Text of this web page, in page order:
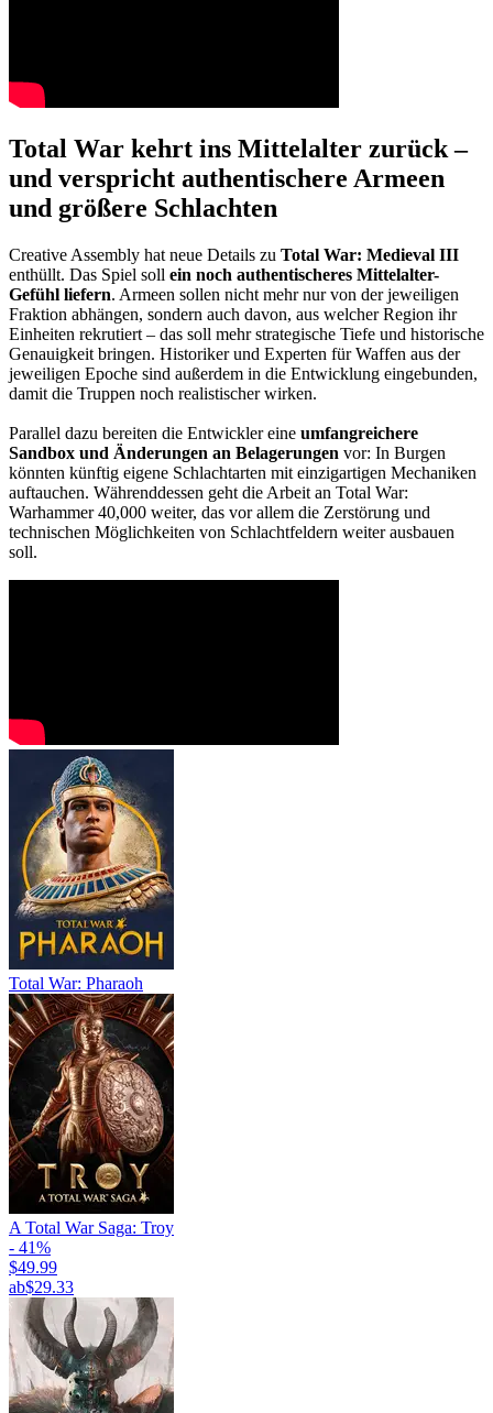
Total War kehrt ins Mittelalter zurück –
und verspricht authentischere Armeen
und größere Schlachten
Creative Assembly hat neue Details zu Total War: Medieval III
enthüllt. Das Spiel soll ein noch authentischeres Mittelalter-
Gefühl liefern. Armeen sollen nicht mehr nur von der jeweiligen
Fraktion abhängen, sondern auch davon, aus welcher Region ihr
Einheiten rekrutiert – das soll mehr strategische Tiefe und historische
Genauigkeit bringen. Historiker und Experten für Waffen aus der
jeweiligen Epoche sind außerdem in die Entwicklung eingebunden,
damit die Truppen noch realistischer wirken.
Parallel dazu bereiten die Entwickler eine umfangreichere
Sandbox und Änderungen an Belagerungen vor: In Burgen
könnten künftig eigene Schlachtarten mit einzigartigen Mechaniken
auftauchen. Währenddessen geht die Arbeit an Total War:
Warhammer 40,000 weiter, das vor allem die Zerstörung und
technischen Möglichkeiten von Schlachtfeldern weiter ausbauen
soll.
Total War: Pharaoh
A Total War Saga: Troy
- 41%
$49.99
ab$29.33